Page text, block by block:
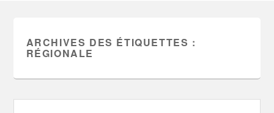
ARCHIVES DES ÉTIQUETTES :
RÉGIONALE